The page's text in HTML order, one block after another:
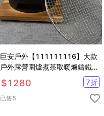
巨安戶外【111111116】大款
戶外露營圍爐煮茶取暖爐鑄鐵碳
爐野營木炭燒烤爐
$1280 7折
已售5